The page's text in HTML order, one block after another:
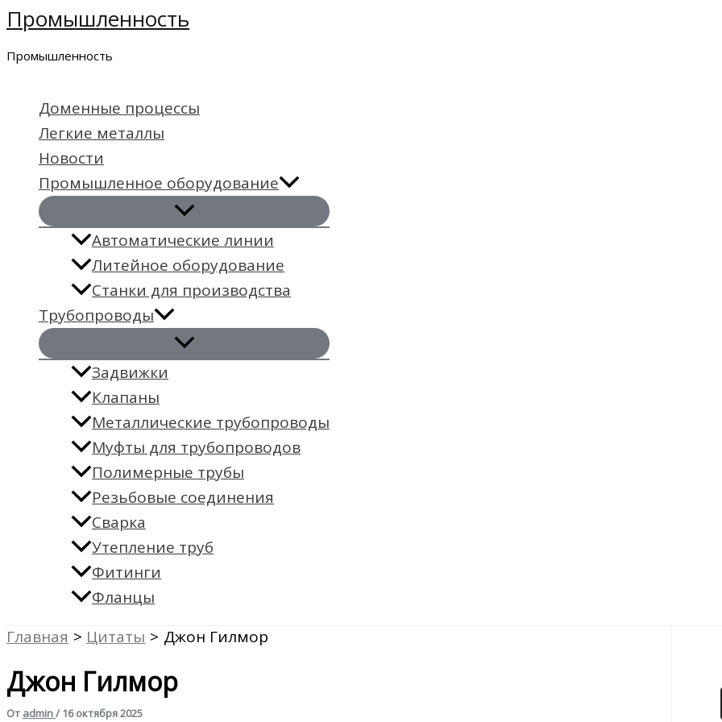
Перейти
содержимому
Промышленность
Промышленность
Доменные процессы
Легкие металлы
Новости
Промышленное оборудование
Автоматические линии
Литейное оборудование
Станки для производства
Трубопроводы
Задвижки
Клапаны
Металлические трубопроводы
Муфты для трубопроводов
Полимерные трубы
Резьбовые соединения
Сварка
Утепление труб
Фитинги
Фланцы
Главная
Цитаты Джон Гилмор
Джон Гилмор
От admin/ 16 октября 2025